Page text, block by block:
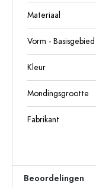
Materiaal
Vorm - Basisgebied
Kleur
Mondingsgrootte
Fabrikant
Beoordelingen